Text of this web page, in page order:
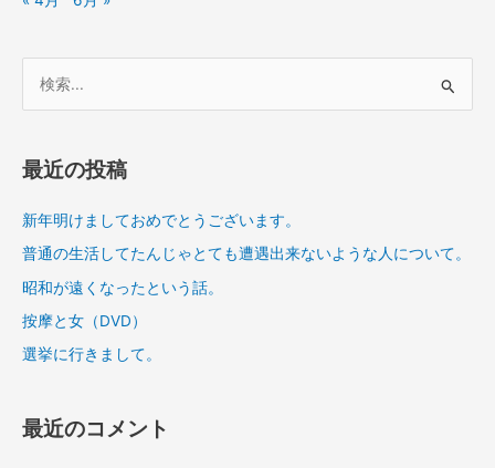
象
最近の投稿
新年明けましておめでとうございます。
普通の生活してたんじゃとても遭遇出来ないような人について。
昭和が遠くなったという話。
按摩と女（DVD）
選挙に行きまして。
最近のコメント